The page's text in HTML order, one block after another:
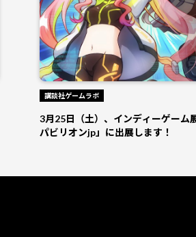
講談社ゲームラボ
3月25日（土）、インディーゲーム
パビリオンjp」に出展します！